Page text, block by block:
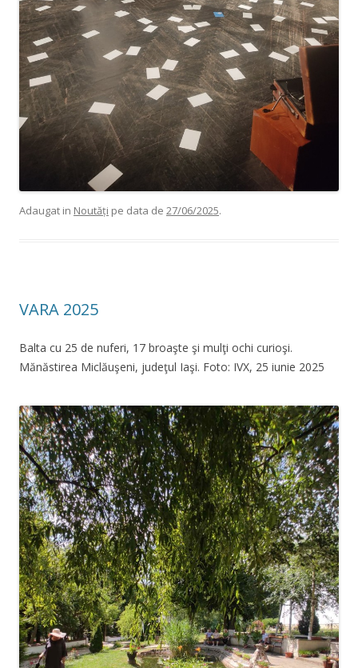
Adaugat in Noutăți pe data de 27/06/2025.
VARA 2025
Balta cu 25 de nuferi, 17 broaşte şi mulţi ochi curioşi.
Mănăstirea Miclăuşeni, judeţul Iaşi. Foto: IVX, 25 iunie 2025